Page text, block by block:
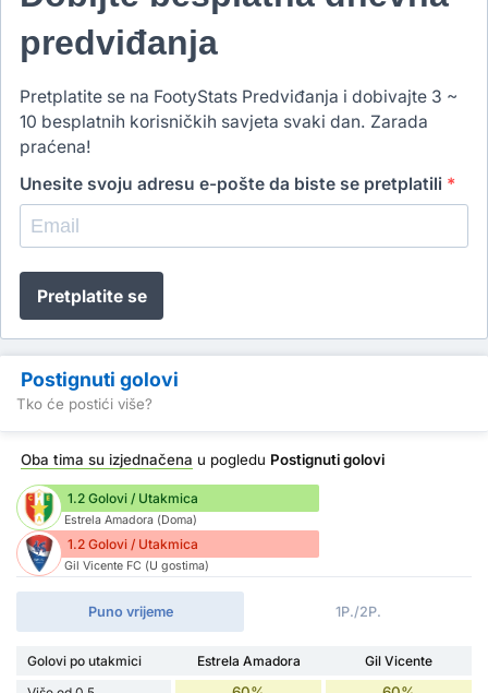
predviđanja
Pretplatite se na FootyStats Predviđanja i dobivajte 3 ~
10 besplatnih korisničkih savjeta svaki dan. Zarada
praćena!
Unesite svoju adresu e-pošte da biste se pretplatili *
Pretplatite se
Postignuti golovi
Tko će postići više?
Oba tima su izjednačena u pogledu Postignuti golovi
1.2 Golovi / Utakmica
Estrela Amadora (Doma)
1.2 Golovi / Utakmica
Gil Vicente FC (U gostima)
Puno vrijeme 1P./2P.
Golovi po utakmici Estrela Amadora
Gil Vicente